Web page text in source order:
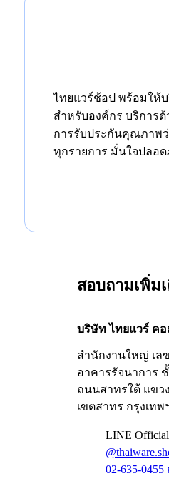
ไทยแวร์ช้อป พร้อมให้
สำหรับองค์กร บริการ
การรับประกันคุณภาพ
ทุกรายการ มั่นใจปลอ
สอบถามเพิ่ม
บริษัท ไทยแวร์ ค
สำนักงานใหญ่ เล
อาคารรัจนาการ
ถนนสาทรใต้ แขว
เขตสาทร กรุงเทพ
LINE
02-635-0455